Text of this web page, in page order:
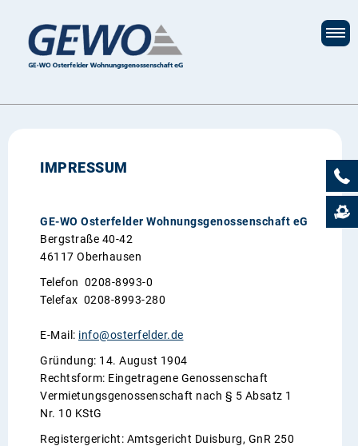
IMPRESSUM
GE-WO Osterfelder Wohnungsgenossenschaft eG
Bergstraße 40-42
46117 Oberhausen
Telefon 0208-8993-0
Telefax 0208-8993-280
E-Mail: info@osterfelder.de
Gründung: 14. August 1904
Rechtsform: Eingetragene Genossenschaft
Vermietungsgenossenschaft nach § 5 Absatz 1
Nr. 10 KStG
Registergericht: Amtsgericht Duisburg, GnR 250